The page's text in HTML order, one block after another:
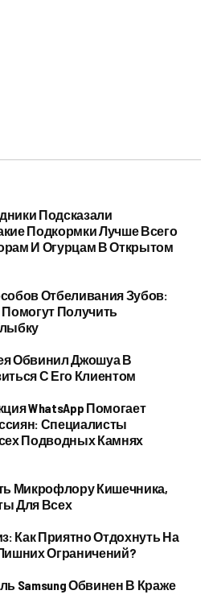
Подсказали
Подкормки Лучше Всего
И Огурцам В Открытом
Отбеливания Зубов:
Получить
Обвинил Джошуа В
С Его Клиентом
WhatsApp Помогает
Специалисты
Подводных Камнях
Микрофлору Кишечника,
Для Всех
Как Приятно Отдохнуть На
Ограничений?
Samsung Обвинен В Краже